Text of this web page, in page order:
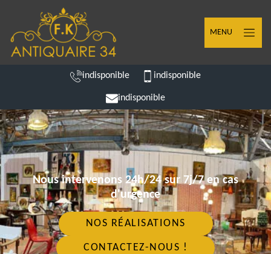
MENU
indisponible indisponible
indisponible
Nous intervenons 24h/24 sur 7j/7 en cas
d'urgence
NOS RÉALISATIONS
CONTACTEZ-NOUS !